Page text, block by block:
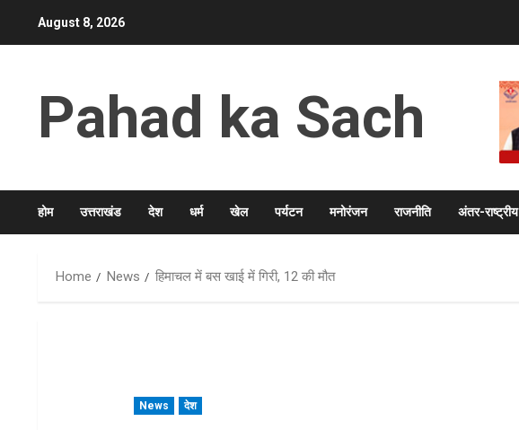
August 8, 2026
Pahad ka Sach
होम उत्तराखंड देश धर्म खेल पर्यटन मनोरंजन राजनीति अंतर-राष्ट्रीय
Home News हिमाचल में बस खाई में गिरी, 12 की मौत
News देश